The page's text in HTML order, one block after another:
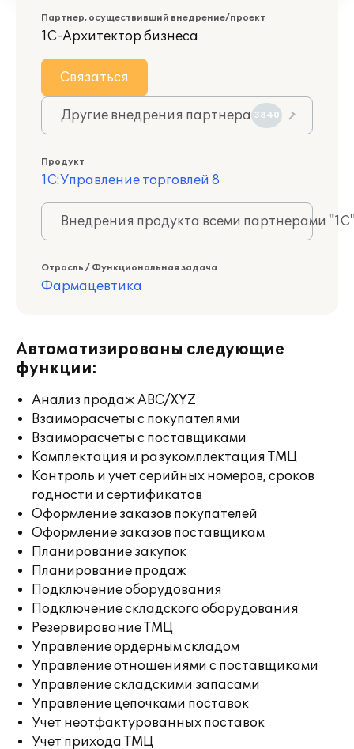
Партнер, осуществивший внедрение/проект
1С-Архитектор бизнеса
Связаться
Другие внедрения партнера 3840
Продукт
1С:Управление торговлей 8
Внедрения продукта всеми партнерами
Отрасль / Функциональная задача
Фармацевтика
Автоматизированы следующие
функции:
Анализ продаж ABC/XYZ
Взаиморасчеты с покупателями
Взаиморасчеты с поставщиками
Комплектация и разукомплектация ТМЦ
Контроль и учет серийных номеров, сроков
годности и сертификатов
Оформление заказов покупателей
Оформление заказов поставщикам
Планирование закупок
Планирование продаж
Подключение оборудования
Подключение складского оборудования
Резервирование ТМЦ
Управление ордерным складом
Управление отношениями с поставщиками
Управление складскими запасами
Управление цепочками поставок
Учет неотфактурованных поставок
Учет прихода ТМЦ